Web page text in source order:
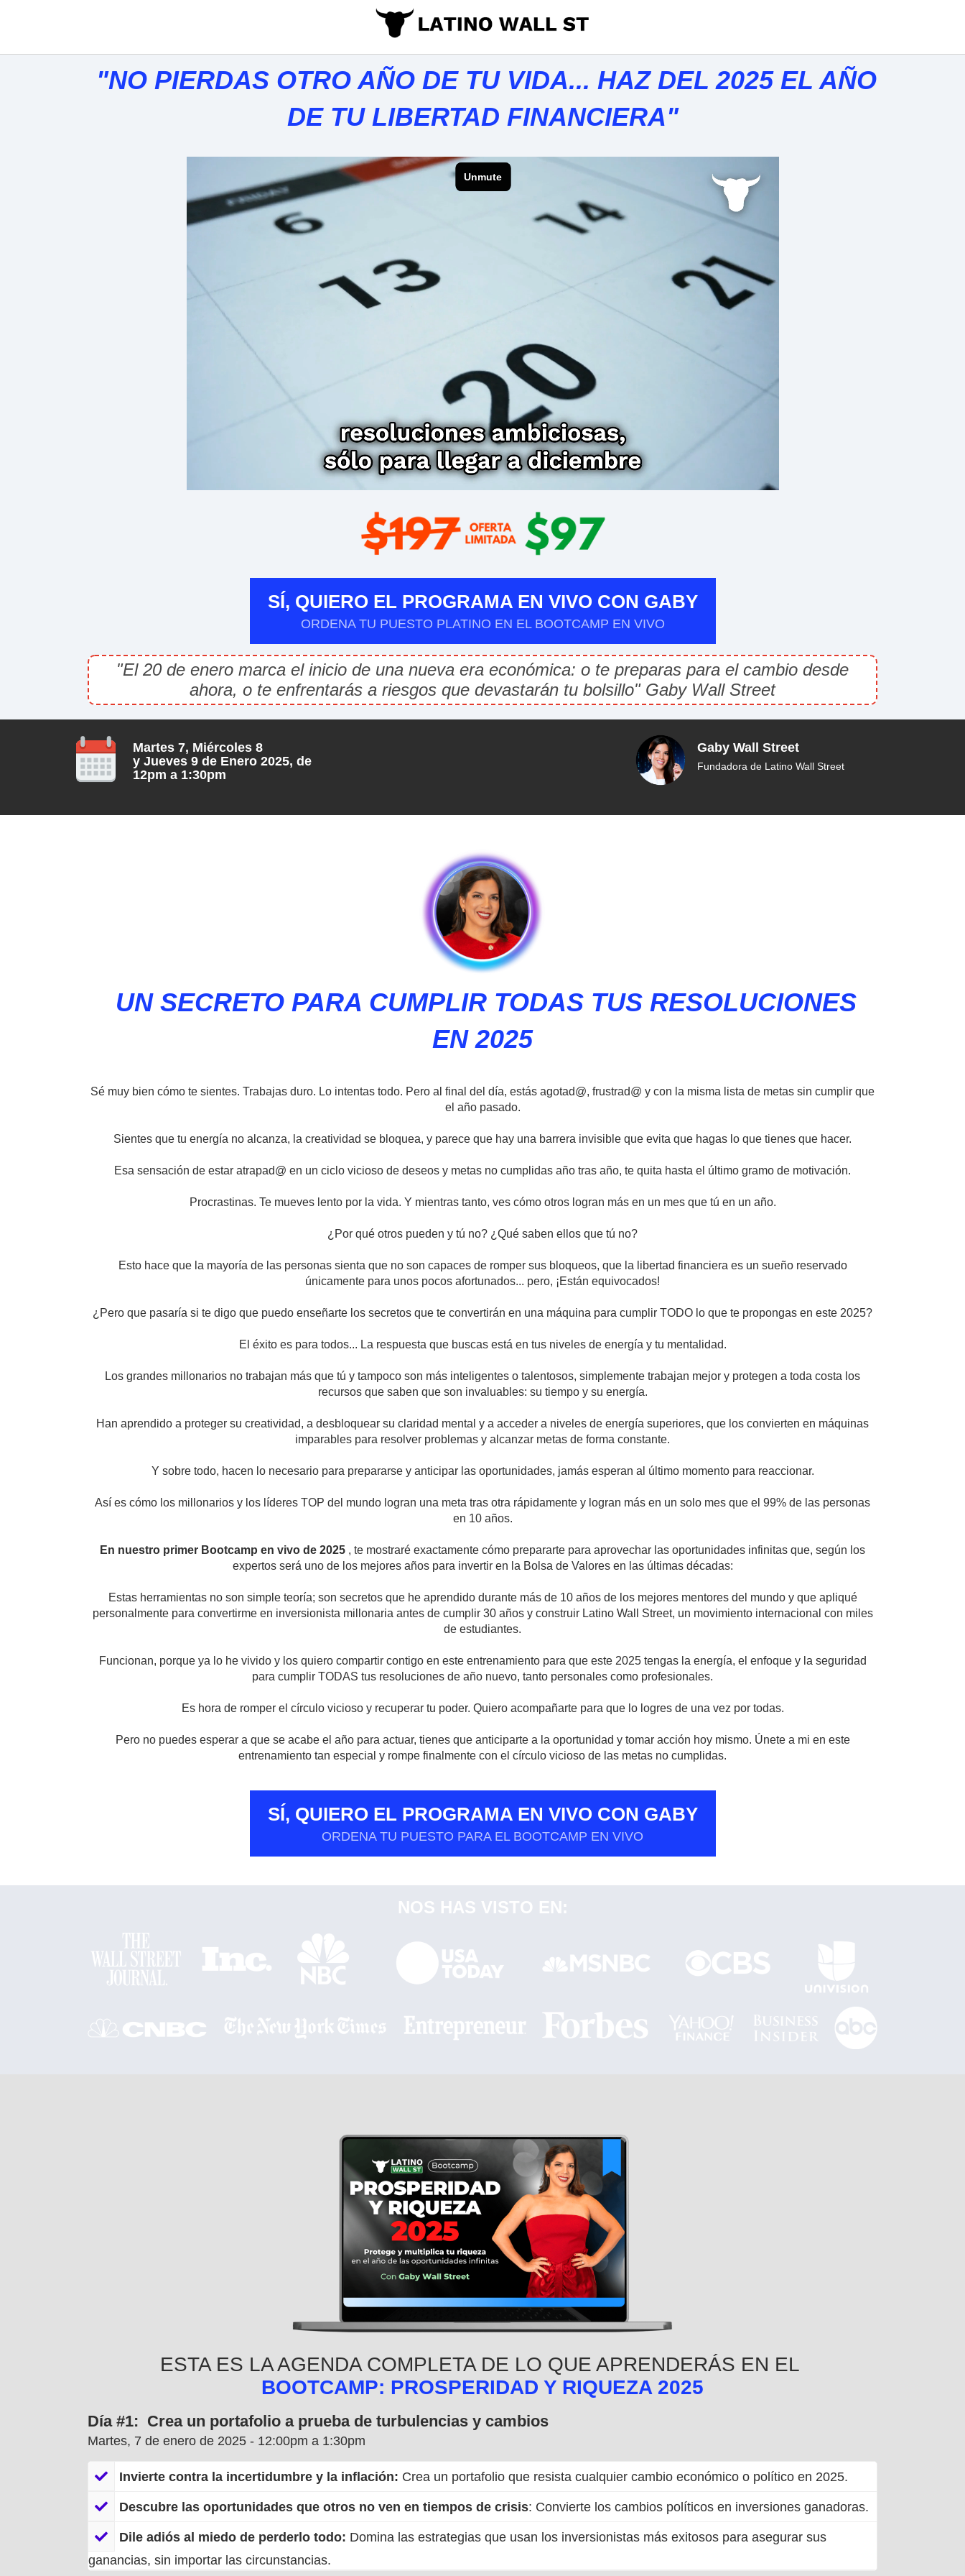
"NO PIERDAS OTRO AÑO DE TU VIDA... HAZ DEL 2025 EL AÑO
DE TU LIBERTAD FINANCIERA"
SÍ, QUIERO EL PROGRAMA EN VIVO CON GABY
ORDENA TU PUESTO PLATINO EN EL BOOTCAMP EN VIVO
"El 20 de enero marca el inicio de una nueva era económica: o te preparas para el cambio desde
ahora, o te enfrentarás a riesgos que devastarán tu bolsillo" Gaby Wall Street
Martes 7, Miércoles 8
y Jueves 9 de Enero 2025, de
12pm a 1:30pm
Gaby Wall Street
Fundadora de Latino Wall Street
UN SECRETO PARA CUMPLIR TODAS TUS RESOLUCIONES
EN 2025
Sé muy bien cómo te sientes. Trabajas duro. Lo intentas todo. Pero al final del día, estás agotad@, frustrad@ y con la misma lista de metas sin cumplir que
el año pasado.
Sientes que tu energía no alcanza, la creatividad se bloquea, y parece que hay una barrera invisible que evita que hagas lo que tienes que hacer.
Esa sensación de estar atrapad@ en un ciclo vicioso de deseos y metas no cumplidas año tras año, te quita hasta el último gramo de motivación.
Procrastinas. Te mueves lento por la vida. Y mientras tanto, ves cómo otros logran más en un mes que tú en un año.
¿Por qué otros pueden y tú no? ¿Qué saben ellos que tú no?
Esto hace que la mayoría de las personas sienta que no son capaces de romper sus bloqueos, que la libertad financiera es un sueño reservado
únicamente para unos pocos afortunados... pero, ¡Están equivocados!
¿Pero que pasaría si te digo que puedo enseñarte los secretos que te convertirán en una máquina para cumplir TODO lo que te propongas en este 2025?
El éxito es para todos... La respuesta que buscas está en tus niveles de energía y tu mentalidad.
Los grandes millonarios no trabajan más que tú y tampoco son más inteligentes o talentosos, simplemente trabajan mejor y protegen a toda costa los
recursos que saben que son invaluables: su tiempo y su energía.
Han aprendido a proteger su creatividad, a desbloquear su claridad mental y a acceder a niveles de energía superiores, que los convierten en máquinas
imparables para resolver problemas y alcanzar metas de forma constante.
Y sobre todo, hacen lo necesario para prepararse y anticipar las oportunidades, jamás esperan al último momento para reaccionar.
Así es cómo los millonarios y los líderes TOP del mundo logran una meta tras otra rápidamente y logran más en un solo mes que el 99% de las personas
en 10 años.
En nuestro primer Bootcamp en vivo de 2025 , te mostraré exactamente cómo prepararte para aprovechar las oportunidades infinitas que, según los
expertos será uno de los mejores años para invertir en la Bolsa de Valores en las últimas décadas:
Estas herramientas no son simple teoría; son secretos que he aprendido durante más de 10 años de los mejores mentores del mundo y que apliqué
personalmente para convertirme en inversionista millonaria antes de cumplir 30 años y construir Latino Wall Street, un movimiento internacional con miles
de estudiantes.
Funcionan, porque ya lo he vivido y los quiero compartir contigo en este entrenamiento para que este 2025 tengas la energía, el enfoque y la seguridad
para cumplir TODAS tus resoluciones de año nuevo, tanto personales como profesionales.
Es hora de romper el círculo vicioso y recuperar tu poder. Quiero acompañarte para que lo logres de una vez por todas.
Pero no puedes esperar a que se acabe el año para actuar, tienes que anticiparte a la oportunidad y tomar acción hoy mismo. Únete a mi en este
entrenamiento tan especial y rompe finalmente con el círculo vicioso de las metas no cumplidas.
SÍ, QUIERO EL PROGRAMA EN VIVO CON GABY
ORDENA TU PUESTO PARA EL BOOTCAMP EN VIVO
NOS HAS VISTO EN:
ESTA ES LA AGENDA COMPLETA DE LO QUE APRENDERÁS EN EL
BOOTCAMP: PROSPERIDAD Y RIQUEZA 2025
Día #1: Crea un portafolio a prueba de turbulencias y cambios
Martes, 7 de enero de 2025 - 12:00pm a 1:30pm
​Invierte contra la incertidumbre y la inflación: Crea un portafolio que resista cualquier cambio económico o político en 2025.
Descubre las oportunidades que otros no ven en tiempos de crisis: Convierte los cambios políticos en inversiones ganadoras.
Dile adiós al miedo de perderlo todo: Domina las estrategias que usan los inversionistas más exitosos para asegurar sus
ganancias, sin importar las circunstancias.